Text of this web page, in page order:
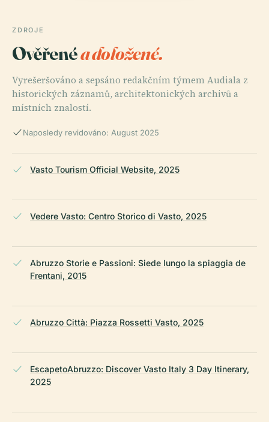
ZDROJE
Ověřenéa doložené.
Vyrešeršováno a sepsáno redakčním týmem Audiala z
historických záznamů, architektonických archivů a
místních znalostí.
Naposledy revidováno: August 2025
Vasto Tourism Official Website, 2025
Vedere Vasto: Centro Storico di Vasto, 2025
Abruzzo Storie e Passioni: Siede lungo la spiaggia de
Frentani, 2015
Abruzzo Città: Piazza Rossetti Vasto, 2025
EscapetoAbruzzo: Discover Vasto Italy 3 Day Itinerary,
2025